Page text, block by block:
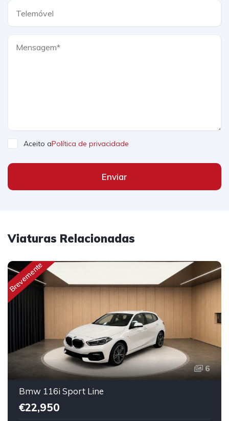
Aceito aPolítica de privacidade
Enviar
Viaturas Relacionadas
Brevemente
6
Bmw 116i Sport Line
€22,950